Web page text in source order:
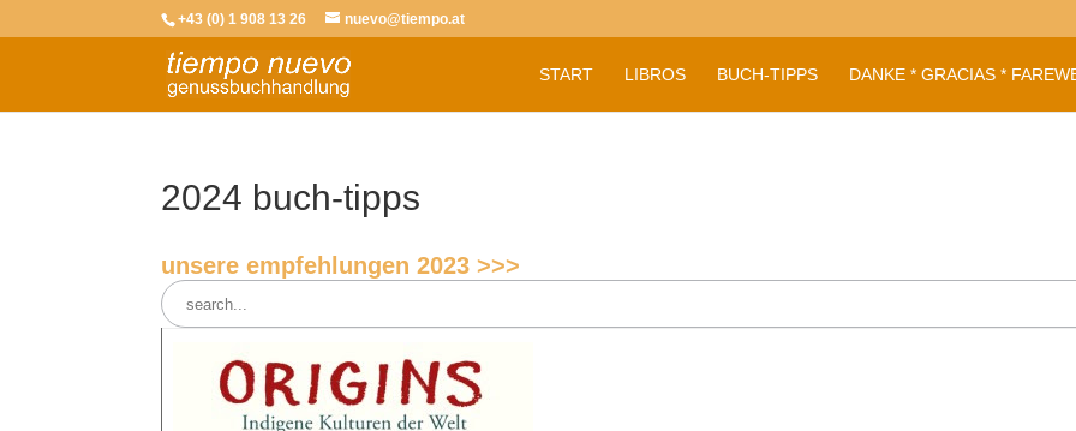
+43 (0) 1 908 13 26 nuevo@tiempo.at
START LIBROS BUCH-TIPPS DANKE * GRACIAS *
2024 buch-tipps
unsere empfehlungen 2023 >>>
Search
for: